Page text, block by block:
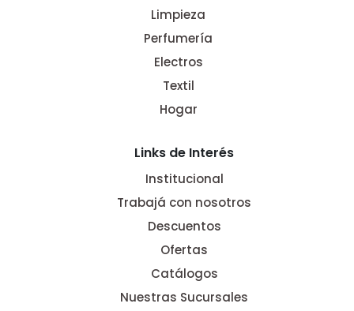
Limpieza
Perfumería
Electros
Textil
Hogar
Links de Interés
Institucional
Trabajá con nosotros
Descuentos
Ofertas
Catálogos
Nuestras Sucursales